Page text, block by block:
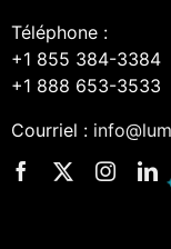
Téléphone :
+1 855 384-3384
+1 888 653-3533
Courriel :